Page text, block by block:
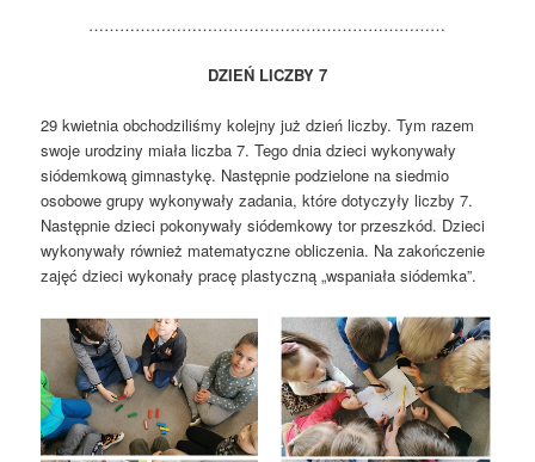
……………………………………………………………
DZIEŃ LICZBY 7
29 kwietnia obchodziliśmy kolejny już dzień liczby. Tym razem
swoje urodziny miała liczba 7. Tego dnia dzieci wykonywały
siódemkową gimnastykę. Następnie podzielone na siedmio
osobowe grupy wykonywały zadania, które dotyczyły liczby 7.
Następnie dzieci pokonywały siódemkowy tor przeszkód. Dzieci
wykonywały również matematyczne obliczenia. Na zakończenie
zajęć dzieci wykonały pracę plastyczną „wspaniała siódemka”.